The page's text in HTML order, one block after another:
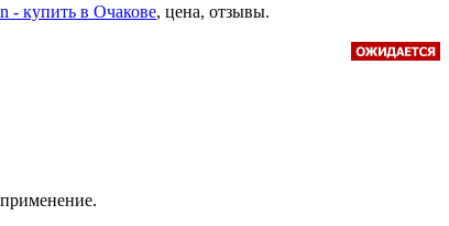
- купить в Очакове, цена, отзывы.